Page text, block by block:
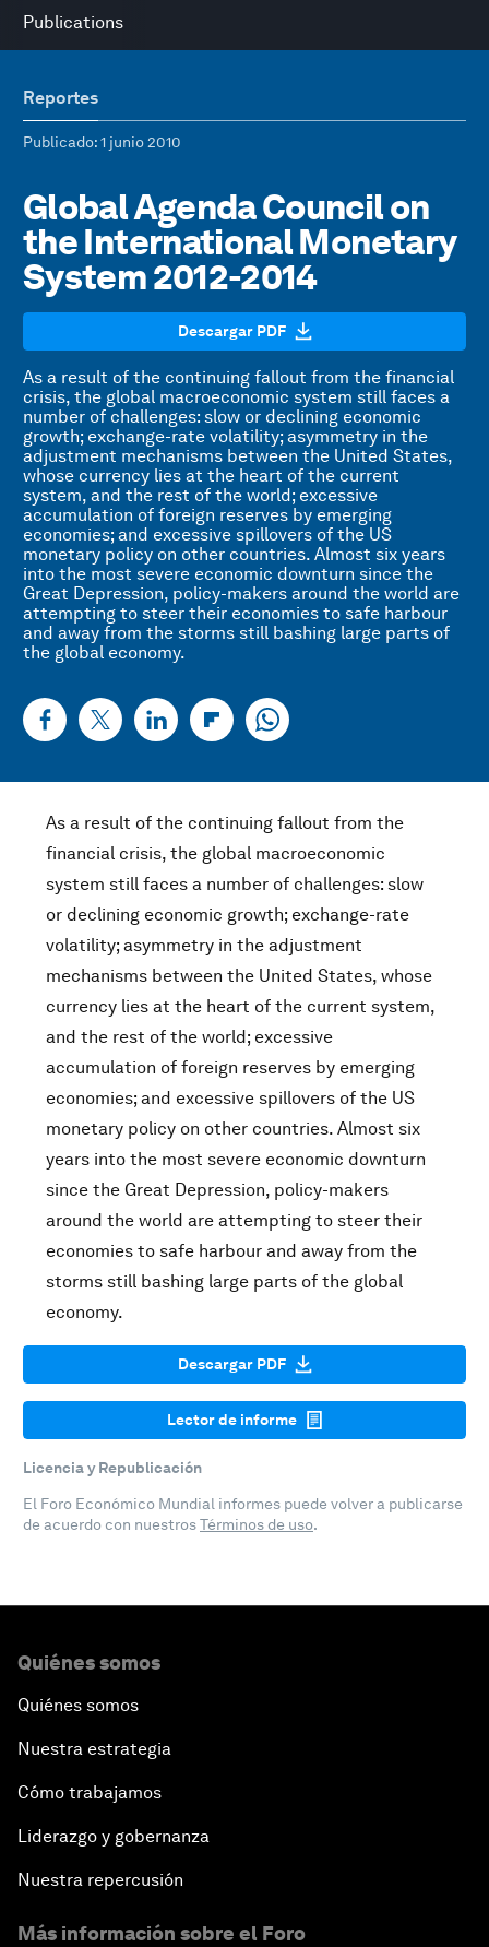
Publications
Reportes
Publicado: 1 junio 2010
Global Agenda Council on
the International Monetary
System 2012-2014
Descargar PDF
As a result of the continuing fallout from the financial
crisis, the global macroeconomic system still faces a
number of challenges: slow or declining economic
growth; exchange-rate volatility; asymmetry in the
adjustment mechanisms between the United States,
whose currency lies at the heart of the current
system, and the rest of the world; excessive
accumulation of foreign reserves by emerging
economies; and excessive spillovers of the US
monetary policy on other countries. Almost six years
into the most severe economic downturn since the
Great Depression, policy-makers around the world are
attempting to steer their economies to safe harbour
and away from the storms still bashing large parts of
the global economy.
As a result of the continuing fallout from the
financial crisis, the global macroeconomic
system still faces a number of challenges: slow
or declining economic growth; exchange-rate
volatility; asymmetry in the adjustment
mechanisms between the United States, whose
currency lies at the heart of the current system,
and the rest of the world; excessive
accumulation of foreign reserves by emerging
economies; and excessive spillovers of the US
monetary policy on other countries. Almost six
years into the most severe economic downturn
since the Great Depression, policy-makers
around the world are attempting to steer their
economies to safe harbour and away from the
storms still bashing large parts of the global
economy.
Descargar PDF
Lector de informe
Licencia y Republicación
El Foro Económico Mundial informes puede volver a publicarse
de acuerdo con nuestrosTérminos de uso.
Quiénes somos
Quiénes somos
Nuestra estrategia
Cómo trabajamos
Liderazgo y gobernanza
Nuestra repercusión
Más información sobre el Foro